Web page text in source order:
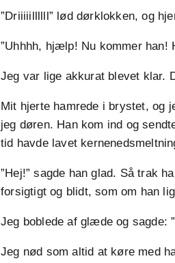
”Driiiiillllll” lød dørklokken, og
”Uhhhh, hjælp! Nu kommer han!
Jeg var lige akkurat blevet klar.
Mit hjerte hamrede i brystet, og
jeg døren. Han kom ind og
tid havde lavet
”Hej!” sagde han glad. Så trak
forsigtigt og blidt, som om han
Jeg boblede af glæde og sagde:
Jeg nød som altid at køre med